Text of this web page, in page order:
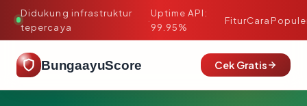
Didukung infrastruktur
tepercaya
·
Uptime API:
99.95%
FiturCara
BungaayuScore Cek Gratis